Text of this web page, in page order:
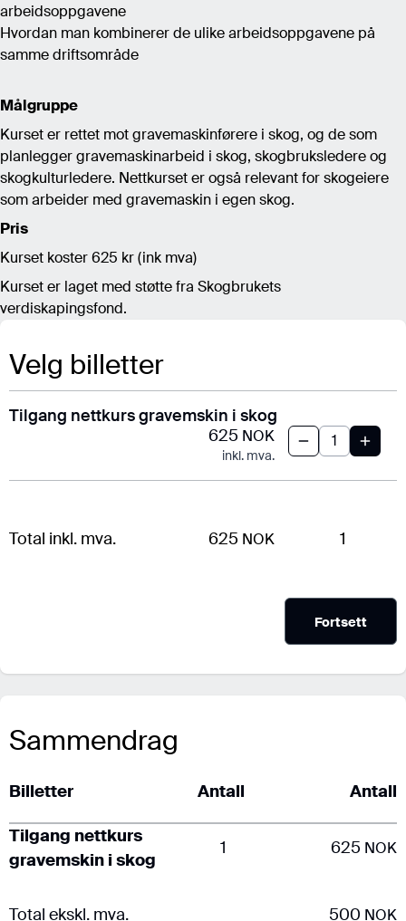
arbeidsoppgavene
Hvordan man kombinerer de ulike arbeidsoppgavene på
samme driftsområde
Målgruppe
Kurset er rettet mot gravemaskinførere i skog, og de som
planlegger gravemaskinarbeid i skog, skogbruksledere og
skogkulturledere. Nettkurset er også relevant for skogeiere
som arbeider med gravemaskin i egen skog.
Pris
Kurset koster 625 kr (ink mva)
Kurset er laget med støtte fra Skogbrukets
verdiskapingsfond.
Velg billetter
Tilgang nettkurs gravemskin i skog
625 NOK
inkl. mva.
Total inkl. mva. 625 NOK 1
Fortsett
Sammendrag
Billetter Antall Antall
Tilgang nettkurs
gravemskin i skog
1 625 NOK
Total ekskl. mva. 500 NOK